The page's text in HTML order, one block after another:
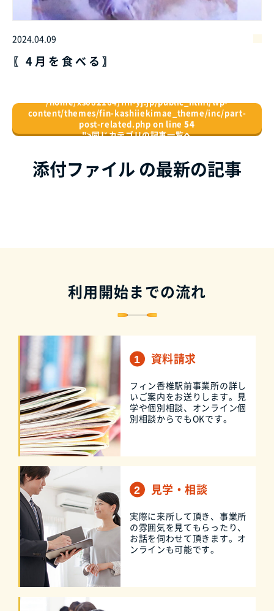
2024.04.09
〖 4 月 を 食 べ る 〗
/home/xs082164/fin-yj.jp/public_html/wp-
content/themes/fin-kashiiekimae_theme/inc/part-
post-related.php on line54
">同じカテゴリの記事⼀覧へ
添付ファイル の最新の記事
利用開始までの流れ
資料請求
フィン香椎駅前事業所の詳し
いご案内をお送りします。見
学や個別相談、オンライン個
別相談からでもOKです。
見学・相談
実際に来所して頂き、事業所
の雰囲気を見てもらったり、
お話を伺わせて頂きます。オ
ンラインも可能です。